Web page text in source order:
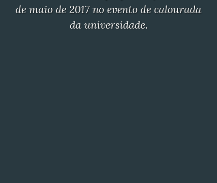
de maio de 2017 no evento de calourada
da universidade.